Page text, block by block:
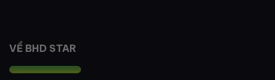
VỀ BHD STAR